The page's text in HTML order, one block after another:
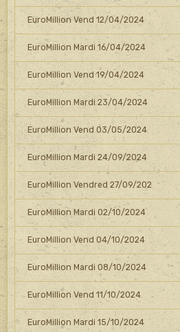
EuroMillion Vend 12/04/2024
EuroMillion Mardi 16/04/2024
EuroMillion Vend 19/04/2024
EuroMillion Mardi 23/04/2024
EuroMillion Vend 03/05/2024
EuroMillion Mardi 24/09/2024
EuroMillion Vendred 27/09/202
EuroMillion Mardi 02/10/2024
EuroMillion Vend 04/10/2024
EuroMillion Mardi 08/10/2024
EuroMillion Vend 11/10/2024
EuroMillion Mardi 15/10/2024